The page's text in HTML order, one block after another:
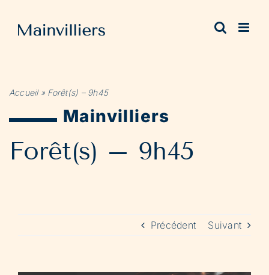
contenu
Accueil» Forêt(s) – 9h45
Mainvilliers
Forêt(s) – 9h45
Précédent Suivant